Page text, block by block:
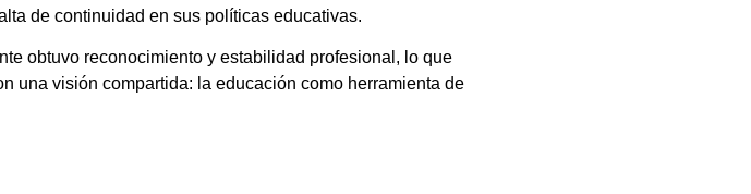
de continuidad en sus políticas educativas.
obtuvo reconocimiento y estabilidad profesional, lo que
una visión compartida: la educación como herramienta de